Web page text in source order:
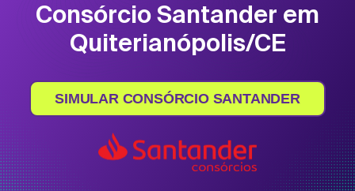
Consórcio Santander em
Quiterianópolis/CE
SIMULAR CONSÓRCIO SANTANDER